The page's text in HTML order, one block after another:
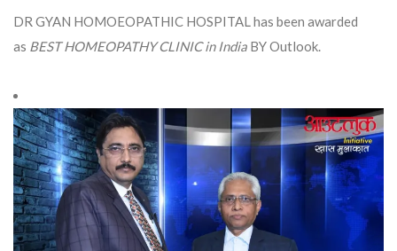
DR GYAN HOMOEOPATHIC HOSPITAL has been awarded
as BEST HOMEOPATHY CLINIC in India BY Outlook.